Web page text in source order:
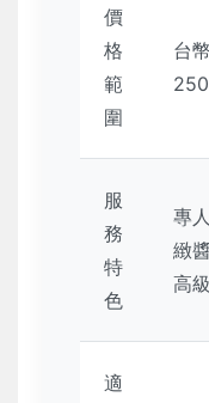
價
格
範
圍
台
服
務
特
色
專
緻
高級
適